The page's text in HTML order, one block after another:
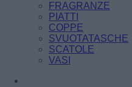
FRAGRANZE
PIATTI
COPPE
SVUOTATASCHE
SCATOLE
VASI